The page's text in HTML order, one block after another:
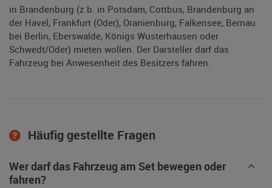
in Brandenburg (z.b. in Potsdam, Cottbus, Brandenburg an
der Havel, Frankfurt (Oder), Oranienburg, Falkensee, Bernau
bei Berlin, Eberswalde, Königs Wusterhausen oder
Schwedt/Oder) mieten wollen. Der Darsteller darf das
Fahrzeug bei Anwesenheit des Besitzers fahren.
Häufig gestellte Fragen
Wer darf das Fahrzeug am Set bewegen oder
fahren?